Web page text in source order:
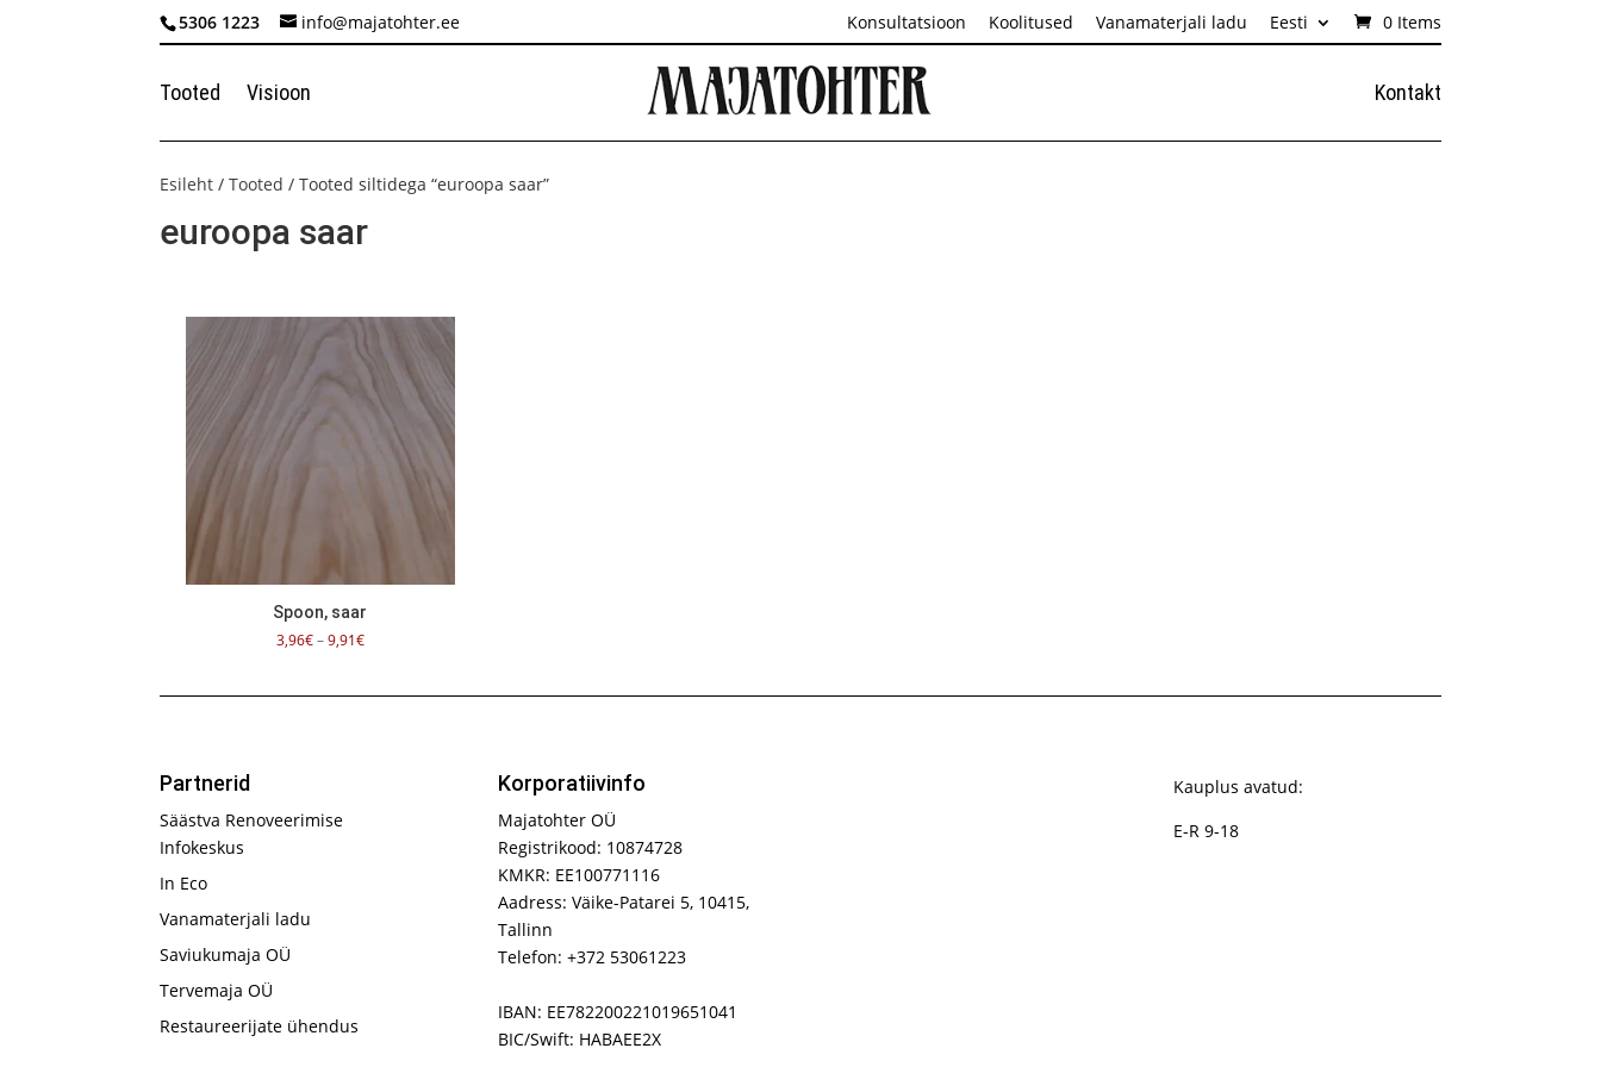
5306 1223 info@majatohter.ee Konsultatsioon Koolitused Vanamaterjali ladu Eesti 0 Items
Tooted Visioon Kontakt
Esileht /Tooted / Tooted siltidega “euroopa saar”
euroopa saar
Spoon, saar
3,96€–9,91€Hinnavahemik:
Partnerid
Säästva Renoveerimise
Infokeskus
In Eco
Vanamaterjali ladu
Saviukumaja OÜ
Tervemaja OÜ
Restaureerijate ühendus
Korporatiivinfo
Majatohter OÜ
Registrikood: 10874728
KMKR: EE100771116
Aadress: Väike-Patarei 5, 10415,
Tallinn
Telefon: +372 53061223
IBAN: EE782200221019651041
BIC/Swift: HABAEE2X
Kauplus avatud:
E-R 9-18